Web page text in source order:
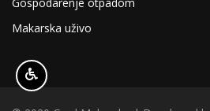
Makarska uživo